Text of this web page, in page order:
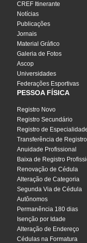
CREF Itinerante
Notícias
Publicações
Jornais
Material Gráfico
Galeria de Fotos
Ascop
Universidades
Federações Esportivas
PESSOA FÍSICA
Registro Novo
Registro Secundário
Registro de
Transferência de Registro
Anuidade Profissional
Baixa de Registro
Renovação de Cédula
Alteração de Categoria
Segunda Via de Cédula
Autônomos
Permanência 180 dias
Isenção por Idade
Alteração de Endereço
Cédulas na Formatura